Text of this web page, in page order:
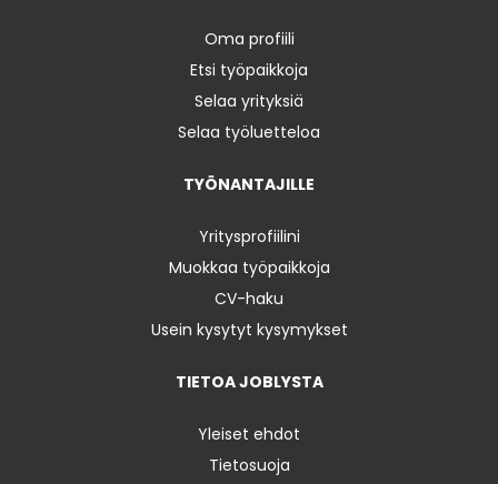
Oma profiili
Etsi työpaikkoja
Selaa yrityksiä
Selaa työluetteloa
TYÖNANTAJILLE
Yritysprofiilini
Muokkaa työpaikkoja
CV-haku
Usein kysytyt kysymykset
TIETOA JOBLYSTA
Yleiset ehdot
Tietosuoja